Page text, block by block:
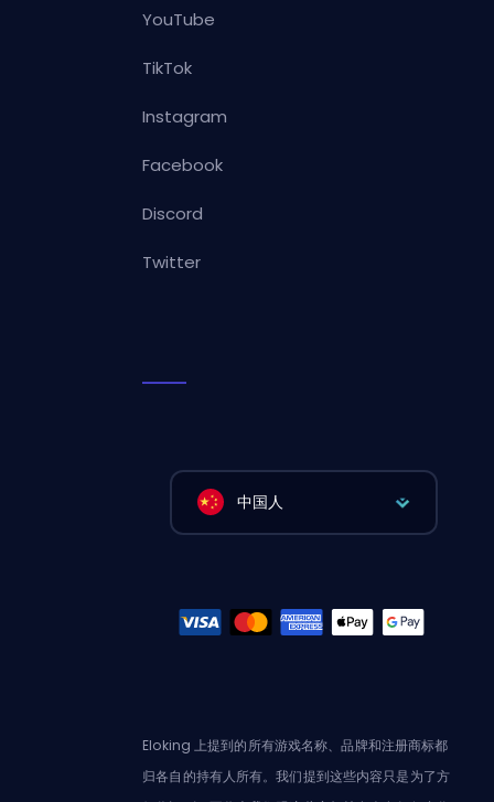
YouTube
TikTok
Instagram
Facebook
Discord
Twitter
中国人
Eloking 上提到的所有游戏名称、品牌和注册商标都
归各自的持有人所有。我们提到这些内容只是为了方